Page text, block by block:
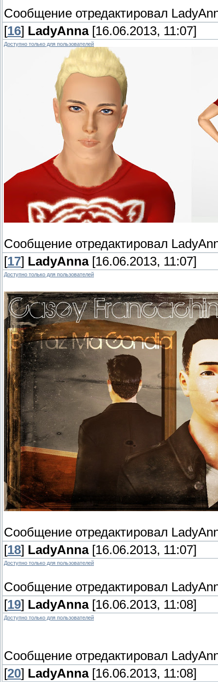
Сообщение отредактировал
[16] LadyAnna[16.06.2013, 11:07]
Доступно только для пользователей
Сообщение отредактировал
[17] LadyAnna[16.06.2013, 11:07]
Доступно только для пользователей
Сообщение отредактировал
[18] LadyAnna[16.06.2013, 11:07]
Доступно только для пользователей
Сообщение отредактировал
[19] LadyAnna[16.06.2013, 11:08]
Доступно только для пользователей
Сообщение отредактировал
[20] LadyAnna[16.06.2013, 11:08]